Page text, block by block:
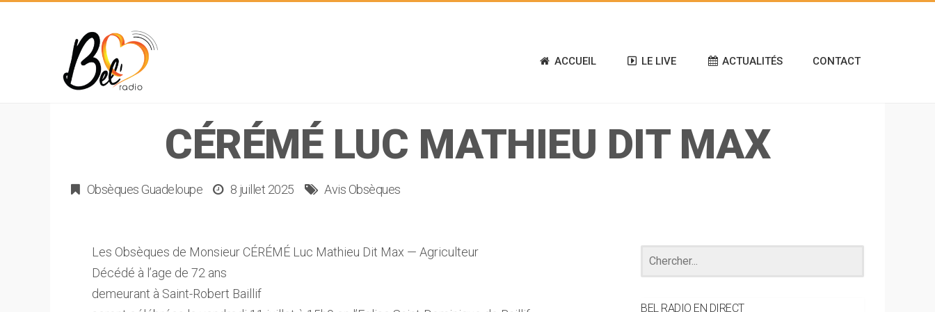
ACCUEIL LE LIVE ACTUALITÉS CONTACT
CÉRÉMÉ LUC MATHIEU DIT MAX
Obsèques Guadeloupe 8 juillet 2025 Avis Obsèques
Les Obsèques de Monsieur CÉRÉMÉ Luc Mathieu Dit Max — Agriculteur
Décédé à l’age de 72 ans
demeurant à Saint-Robert Baillif
BEL RADIO EN DIRECT